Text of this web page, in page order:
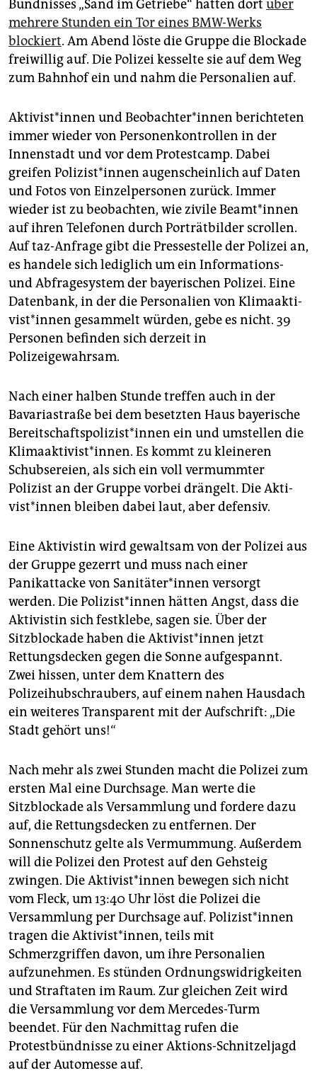
Bündnisses „Sand im Getriebe“ hatten dort über
mehrere Stunden ein Tor eines BMW-Werks
blockiert. Am Abend löste die Gruppe die Blockade
freiwillig auf. Die Polizei kesselte sie auf dem Weg
zum Bahnhof ein und nahm die Personalien auf.
Ak­ti­vis­t*in­nen und Be­ob­ach­te­r*in­nen berichteten
immer wieder von Personenkontrollen in der
Innenstadt und vor dem Protestcamp. Dabei
greifen Po­li­zis­t*in­nen augenscheinlich auf Daten
und Fotos von Einzelpersonen zurück. Immer
wieder ist zu beobachten, wie zivile Be­am­t*in­nen
auf ihren Telefonen durch Porträtbilder scrollen.
Auf taz-Anfrage gibt die Pressestelle der Polizei an,
es handele sich lediglich um ein Informations-
und Abfragesystem der bayerischen Polizei. Eine
Datenbank, in der die Personalien von Kli­ma­ak­ti­
vis­t*in­nen gesammelt würden, gebe es nicht. 39
Personen befinden sich derzeit in
Polizeigewahrsam.
Nach einer halben Stunde treffen auch in der
Bavariastraße bei dem besetzten Haus bayerische
Be­reit­schafts­po­li­zis­t*in­nen ein und umstellen die
Klimaaktivist*innen. Es kommt zu kleineren
Schubsereien, als sich ein voll vermummter
Polizist an der Gruppe vorbei drängelt. Die Ak­ti­
vis­t*in­nen bleiben dabei laut, aber defensiv.
Eine Aktivistin wird gewaltsam von der Polizei aus
der Gruppe gezerrt und muss nach einer
Panikattacke von Sa­ni­tä­te­r*in­nen versorgt
werden. Die Po­li­zis­t*in­nen hätten Angst, dass die
Aktivistin sich festklebe, sagen sie. Über der
Sitzblockade haben die Ak­ti­vis­t*in­nen jetzt
Rettungsdecken gegen die Sonne aufgespannt.
Zwei hissen, unter dem Knattern des
Polizeihubschraubers, auf einem nahen Hausdach
ein weiteres Transparent mit der Aufschrift: „Die
Stadt gehört uns!“
Nach mehr als zwei Stunden macht die Polizei zum
ersten Mal eine Durchsage. Man werte die
Sitzblockade als Versammlung und fordere dazu
auf, die Rettungsdecken zu entfernen. Der
Sonnenschutz gelte als Vermummung. Außerdem
will die Polizei den Protest auf den Gehsteig
zwingen. Die Ak­ti­vis­t*in­nen bewegen sich nicht
vom Fleck, um 13:40 Uhr löst die Polizei die
Versammlung per Durchsage auf. Po­li­zis­t*in­nen
tragen die Aktivist*innen, teils mit
Schmerzgriffen davon, um ihre Personalien
aufzunehmen. Es stünden Ordnungswidrigkeiten
und Straftaten im Raum. Zur gleichen Zeit wird
die Versammlung vor dem Mercedes-Turm
beendet. Für den Nachmittag rufen die
Protestbündnisse zu einer Aktions-Schnitzeljagd
auf der Automesse auf.